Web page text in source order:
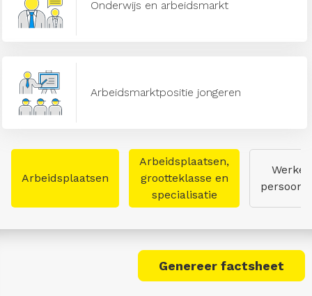
Onderwijs en arbeidsmarkt
Arbeidsmarktpositie jongeren
Arbeidsplaatsen
Arbeidsplaatsen,
grootteklasse en
specialisatie
Genereer factsheet